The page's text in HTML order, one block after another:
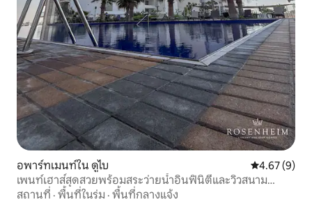
อพาร์ทเมนท์ใน ดูไบ คะแนนเฉลี่ย
4.67 (9)
เพนท์เฮาส์สุดสวยพร้อมสระว่ายน้ำอินฟินิตี้และวิวสนาม
กอล์ฟ
สถานที่ · พื้นที่ในร่ม · พื้นที่กลางแจ้ง